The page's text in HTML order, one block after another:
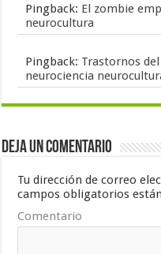
Pingback: El zombie
neurocultura
Pingback: Trastornos
neurociencia
Deja un comentario
Tu dirección de correo
campos obligatorios
Comentario